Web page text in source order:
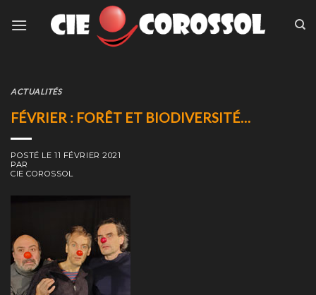
ACTUALITÉS
FÉVRIER : FORÊT ET BIODIVERSITÉ…
POSTÉ LE11 FÉVRIER 2021
PAR
CIE COROSSOL